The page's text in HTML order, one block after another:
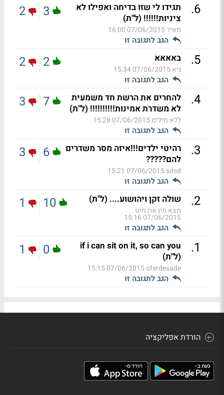
6
.
תגידו לי שזו בדיחה ואפילו לא
ציניות!!!!!! (ל"ת)
מאיר07/06/2015 16:00
הגב לתגובה זו
3
2
5
. באאאא
גיא07/06/2015 15:34
הגב לתגובה זו
2
2
4
.
להחרים את הרשת חד משמעית
לא משדרת אמינות!!!!!!!!!! (ל"ת)
ללא מילים07/06/2015 15:28
הגב לתגובה זו
7
3
3
.
רהיטי ילדים!!!איזה מסר משדרים
להם?????
sdsd
07/06/2015 15:21
הגב לתגובה זו
6
3
2
. שולה זקן ויהושוע.... (ל"ת)
מצא מין את מינו...
07/06/2015 15:16
הגב לתגובה זו
10
1
1
.
if i can sit on it, so can you
(ל"ת)
oferdesade
07/06/2015 15:15
הגב לתגובה זו
0
1
הורדת אפליקציה